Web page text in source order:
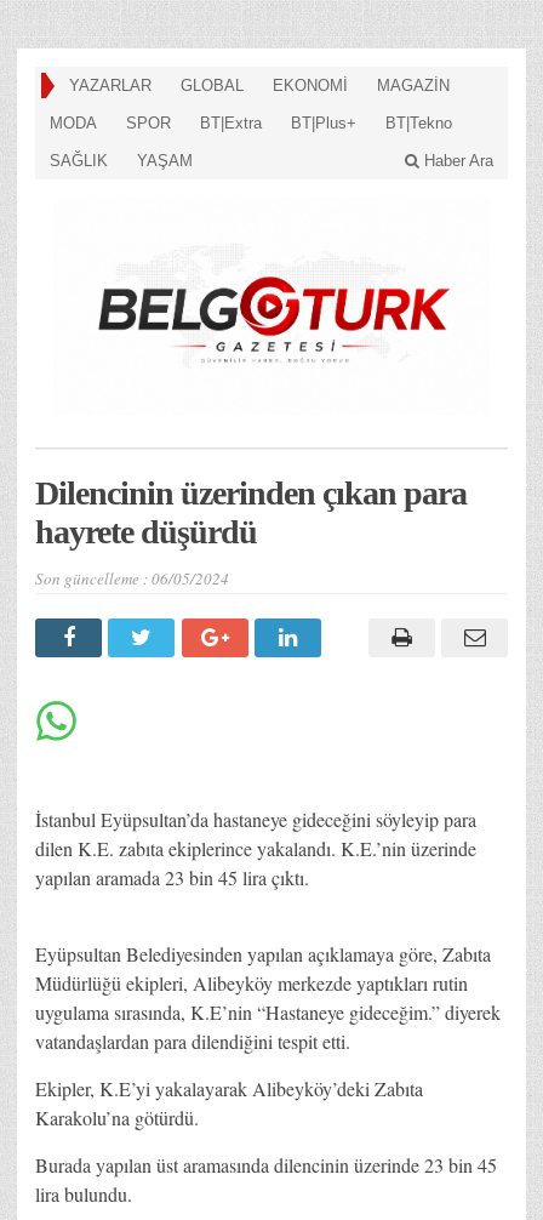
YAZARLAR GLOBAL EKONOMİ MAGAZİN
MODA SPOR BT|Extra BT|Plus+ BT|Tekno
SAĞLIK YAŞAM Haber Ara
Dilencinin üzerinden çıkan para
hayrete düşürdü
Son güncelleme :06/05/2024
İstanbul Eyüpsultan’da hastaneye gideceğini söyleyip para
dilen K.E. zabıta ekiplerince yakalandı. K.E.’nin üzerinde
yapılan aramada 23 bin 45 lira çıktı.
Eyüpsultan Belediyesinden yapılan açıklamaya göre, Zabıta
Müdürlüğü ekipleri, Alibeyköy merkezde yaptıkları rutin
uygulama sırasında, K.E’nin “Hastaneye gideceğim.” diyerek
vatandaşlardan para dilendiğini tespit etti.
Ekipler, K.E’yi yakalayarak Alibeyköy’deki Zabıta
Karakolu’na götürdü.
Burada yapılan üst aramasında dilencinin üzerinde 23 bin 45
lira bulundu.